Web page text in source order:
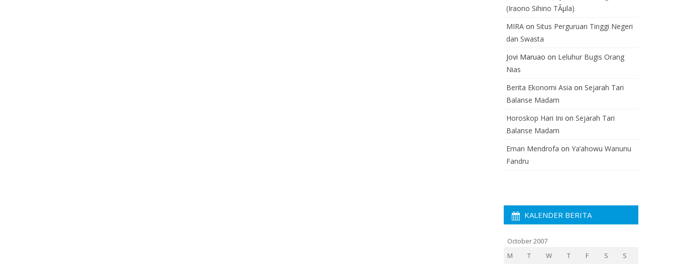
(Iraono Sihino TÃµla)
MIRA on Situs Perguruan Tinggi Negeri
dan Swasta
Jovi Maruao on Leluhur Bugis Orang
Nias
Berita Ekonomi Asia on Sejarah Tari
Balanse Madam
Horoskop Hari Ini on Sejarah Tari
Balanse Madam
Eman Mendrofa on Ya’ahowu Wanunu
Fandru
KALENDER BERITA
October 2007
M
T W T F S
S